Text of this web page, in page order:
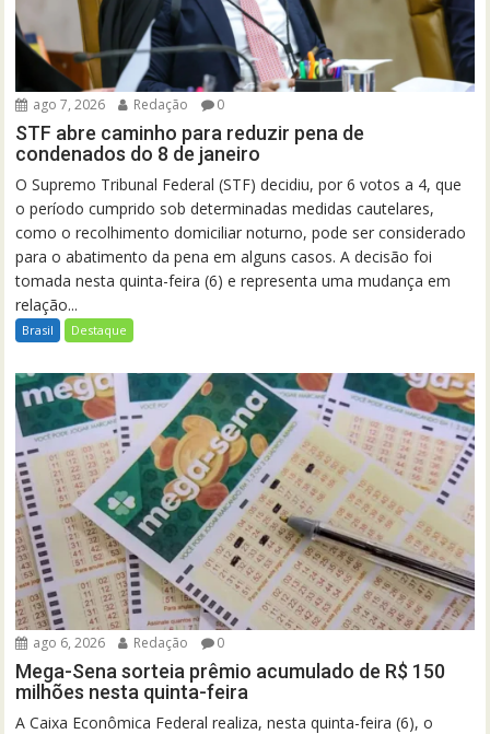
ago 7, 2026 Redação 0
STF abre caminho para reduzir pena de
condenados do 8 de janeiro
O Supremo Tribunal Federal (STF) decidiu, por 6 votos a 4, que
o período cumprido sob determinadas medidas cautelares,
como o recolhimento domiciliar noturno, pode ser considerado
para o abatimento da pena em alguns casos. A decisão foi
tomada nesta quinta-feira (6) e representa uma mudança em
relação...
Brasil Destaque
ago 6, 2026 Redação 0
Mega-Sena sorteia prêmio acumulado de R$ 150
milhões nesta quinta-feira
A Caixa Econômica Federal realiza, nesta quinta-feira (6), o